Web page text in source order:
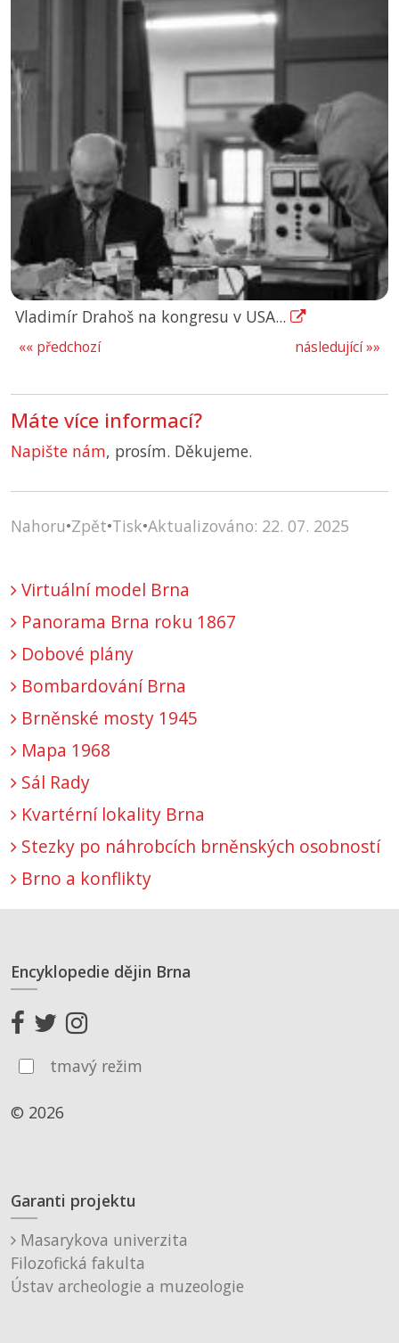
Vladimír Drahoš na kongresu v USA...
následující »»
«« předchozí
Máte více informací?
Napište nám, prosím. Děkujeme.
Nahoru•Zpět•Tisk•Aktualizováno: 22. 07. 2025
Virtuální model Brna
Panorama Brna roku 1867
Dobové plány
Bombardování Brna
Brněnské mosty 1945
Mapa 1968
Sál Rady
Kvartérní lokality Brna
Stezky po náhrobcích brněnských osobností
Brno a konflikty
Encyklopedie dějin Brna
tmavý režim
© 2026
Garanti projektu
Masarykova univerzita
Filozofická fakulta
Ústav archeologie a muzeologie